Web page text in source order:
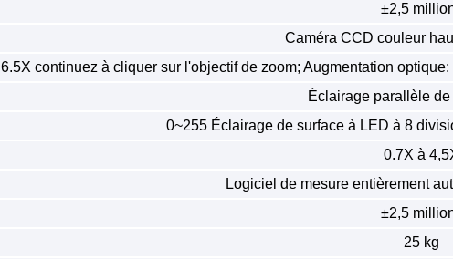
±2,5
Caméra CCD couleur
6.5X continuez à cliquer sur l'objectif de zoom; Augmentation
Éclairage parallèle
0~255 Éclairage de surface à LED à 8
0.7X à
Logiciel de mesure entièrement
±2,5
25 kg